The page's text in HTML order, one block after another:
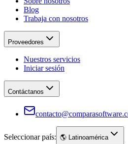
Blog
Trabaja con nosotros
Proveedores
Nuestros servicios
Iniciar sesión
Contáctanos
Seleccionar país: 🌎 Latinoamérica